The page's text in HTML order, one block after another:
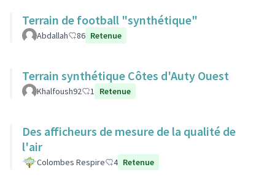
Terrain de football "synthétique"
Abdallah 86 Retenue
Terrain synthétique Côtes d'Auty Ouest
Khalfoush92 1 Retenue
Des afficheurs de mesure de la qualité de
l'air
Colombes Respire 4 Retenue